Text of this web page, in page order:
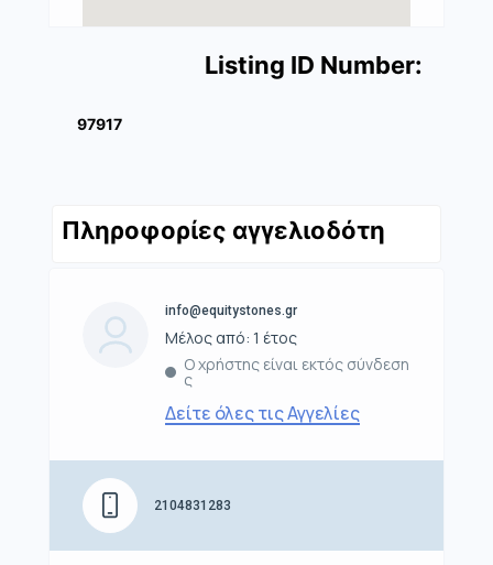
Listing ID Number:
97917
Πληροφορίες αγγελιοδότη
info@equitystones.gr
Μέλος από: 1 έτος
Ο χρήστης είναι εκτός σύνδεση
ς
Δείτε όλες τις Αγγελίες
2104831283